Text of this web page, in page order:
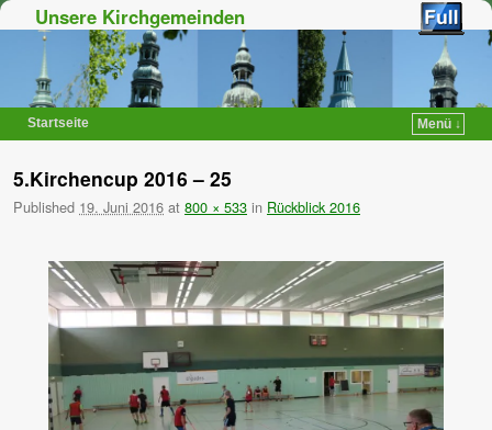
Unsere Kirchgemeinden
Startseite
Menü ↓
5.Kirchencup 2016 – 25
Published 19. Juni 2016 at 800 × 533 in Rückblick 2016